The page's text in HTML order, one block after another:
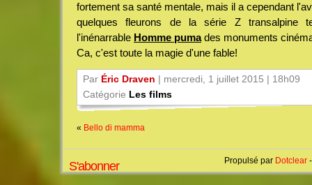
fortement sa santé mentale, mais il a cependant
quelques fleurons de la série Z transalpine
l'inénarrable Homme pumades monuments
Ca, c'est toute la magie d'une fable!
Par Éric Draven | mercredi, 1 juillet 2015 | 18h09
Catégorie Les films
« Bello di mamma
S'abonner Propulsé par Dotclear